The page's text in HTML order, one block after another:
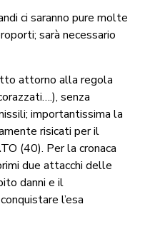
ci saranno pure molte
sarà necessario
attorno alla regola
senza
importantissima la
risicati per il
(40). Per la cronaca
due attacchi delle
danni e il
l’esa